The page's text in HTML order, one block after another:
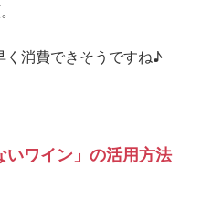
く消費できそうですね♪
いワイン」の活用方法